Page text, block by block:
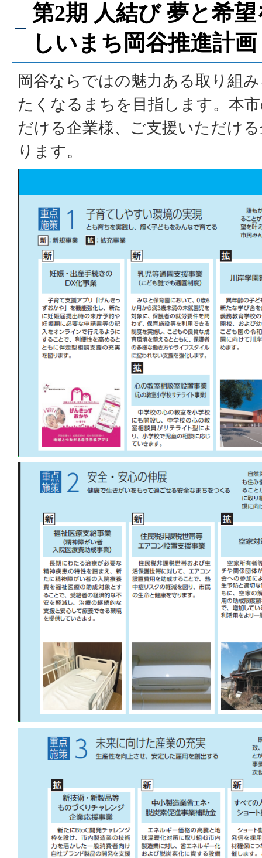
第2期 人結び 夢と希
しいまち岡谷推進計画
岡谷ならではの魅力ある取り組
たくなるまちを目指します。本
だける企業様、ご支援いただけ
ります。